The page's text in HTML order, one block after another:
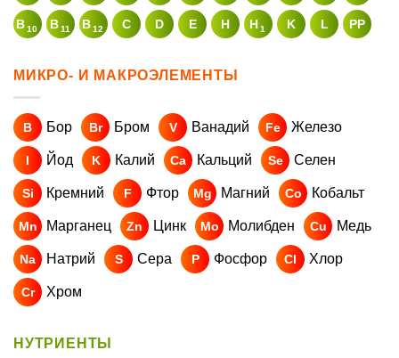
B10 B 11 B12 C D E H H1 K L PP
МИКРО- И МАКРОЭЛЕМЕНТЫ
B Бор Br Бром V Ванадий Fe Железо
I Йод K Калий Ca Кальций Se Селен
Si Кремний F Фтор Mg Магний Co Кобальт
Mn Марганец Zn Цинк Mo Молибден Cu Медь
Na Натрий S Сера P Фосфор Cl Хлор
Cr Хром
НУТРИЕНТЫ